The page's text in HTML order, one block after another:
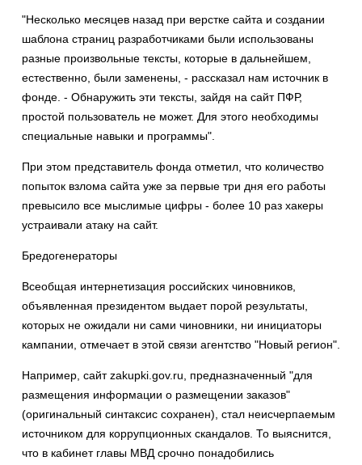
"Несколько месяцев назад при верстке сайта и создании
шаблона страниц разработчиками были использованы
разные произвольные тексты, которые в дальнейшем,
естественно, были заменены, - рассказал нам источник в
фонде. - Обнаружить эти тексты, зайдя на сайт ПФР,
простой пользователь не может. Для этого необходимы
специальные навыки и программы".
При этом представитель фонда отметил, что количество
попыток взлома сайта уже за первые три дня его работы
превысило все мыслимые цифры - более 10 раз хакеры
устраивали атаку на сайт.
Бредогенераторы
Всеобщая интернетизация российских чиновников,
объявленная президентом выдает порой результаты,
которых не ожидали ни сами чиновники, ни инициаторы
кампании, отмечает в этой связи агентство "Новый регион".
Например, сайт zakupki.gov.ru, предназначенный "для
размещения информации о размещении заказов"
(оригинальный синтаксис сохранен), стал неисчерпаемым
источником для коррупционных скандалов. То выяснится,
что в кабинет главы МВД срочно понадобились